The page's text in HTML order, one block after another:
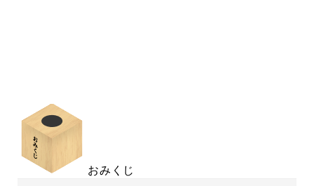
おみくじ